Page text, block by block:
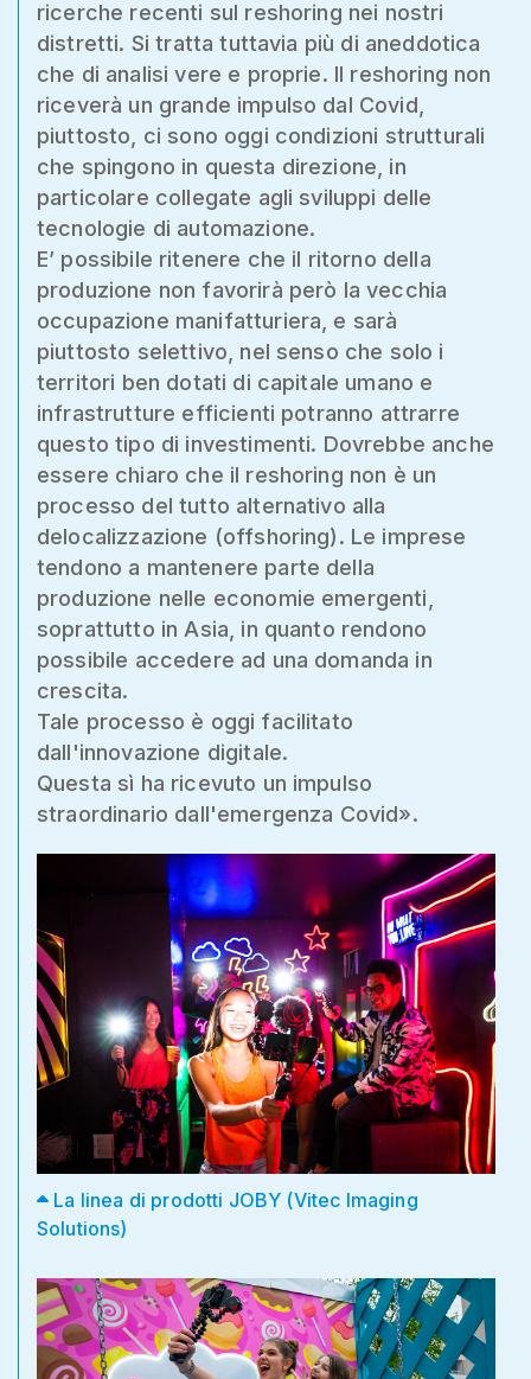
ricerche recenti sul reshoring nei nostri
distretti. Si tratta tuttavia più di aneddotica
che di analisi vere e proprie. Il reshoring non
riceverà un grande impulso dal Covid,
piuttosto, ci sono oggi condizioni strutturali
che spingono in questa direzione, in
particolare collegate agli sviluppi delle
tecnologie di automazione.
E’ possibile ritenere che il ritorno della
produzione non favorirà però la vecchia
occupazione manifatturiera, e sarà
piuttosto selettivo, nel senso che solo i
territori ben dotati di capitale umano e
infrastrutture efficienti potranno attrarre
questo tipo di investimenti. Dovrebbe anche
essere chiaro che il reshoring non è un
processo del tutto alternativo alla
delocalizzazione (offshoring). Le imprese
tendono a mantenere parte della
produzione nelle economie emergenti,
soprattutto in Asia, in quanto rendono
possibile accedere ad una domanda in
crescita.
Tale processo è oggi facilitato
dall'innovazione digitale.
Questa sì ha ricevuto un impulso
straordinario dall'emergenza Covid».
La linea di prodotti JOBY (Vitec Imaging
Solutions)